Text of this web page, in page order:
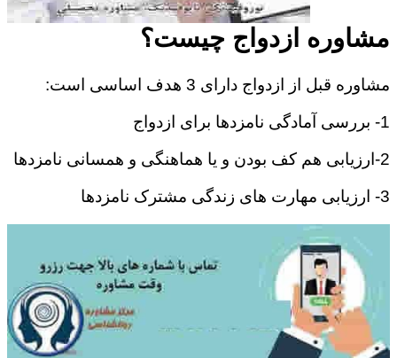
مشاوره ازدواج چیست؟
مشاوره قبل از ازدواج دارای 3 هدف اساسی است:
1- بررسی آمادگی نامزدها برای ازدواج
2-ارزیابی هم کف بودن و یا هماهنگی و همسانی نامزدها
3- ارزیابی مهارت های زندگی مشترک نامزدها